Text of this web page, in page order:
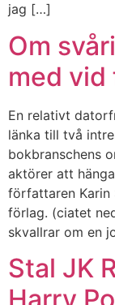
jag […]
Om
med vid
En relativt
länka till två
bokbranschens
aktörer att
författaren Karin
förlag. (ciatet
skvallrar om en
Stal JK